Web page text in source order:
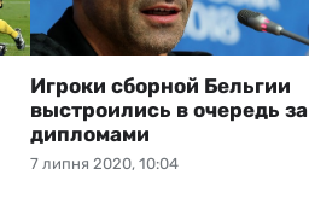
7 липня 2020, 10:04
Игроки сборной Бельгии
выстроились в очередь за
дипломами